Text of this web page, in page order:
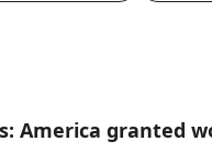
America granted